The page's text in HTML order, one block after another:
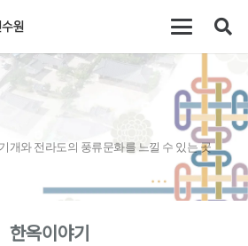
개와 전라도의 풍류문화를 느낄 수 있는 곳
한옥이야기